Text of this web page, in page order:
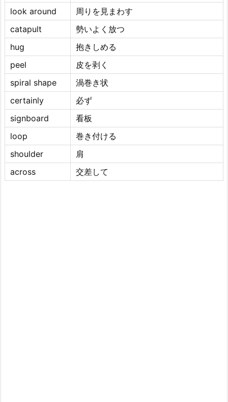
look around
周りを見まわす
catapult
勢いよく放つ
hug
抱きしめる
peel
皮を剥く
spiral shape
渦巻き状
certainly
必ず
signboard
看板
loop
巻き付ける
shoulder
肩
across
交差して